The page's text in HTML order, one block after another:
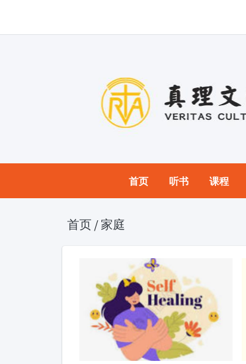
首页 听书 课程
首页 / 家庭